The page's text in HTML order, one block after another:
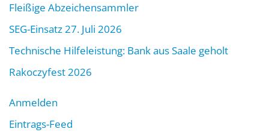
Fleißige Abzeichensammler
SEG-Einsatz 27. Juli 2026
Technische Hilfeleistung: Bank aus Saale geholt
Rakoczyfest 2026
Anmelden
Eintrags-Feed